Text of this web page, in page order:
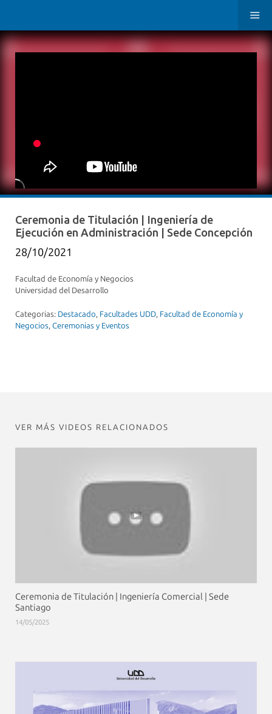
Ceremonia de Titulación | Ingeniería de
Ejecución en Administración | Sede Concepción
28/10/2021
Facultad de Economía y Negocios
Universidad del Desarrollo
Categorias: Destacado, Facultades UDD, Facultad de Economía y
Negocios, Ceremonias y Eventos
VER MÁS VIDEOS RELACIONADOS
Ceremonia de Titulación | Ingeniería Comercial | Sede
Santiago
14/05/2025